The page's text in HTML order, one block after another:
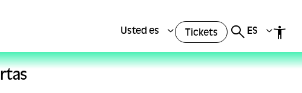
Usted es Tickets ES